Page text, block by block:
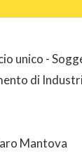
unico -
di
Mantova